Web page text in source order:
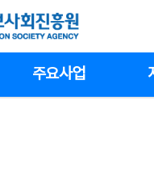
주요사업